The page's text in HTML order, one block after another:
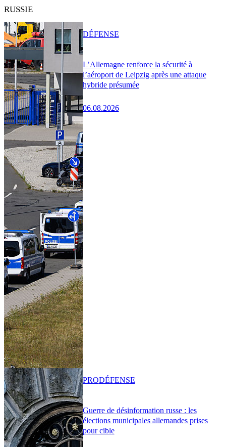
RUSSIE
L’Allemagne renforce la sécurité à
l’aéroport de Leipzig après une attaque
hybride présumée
06.08.2026
DÉFENSE
Guerre de désinformation russe : les
élections municipales allemandes prises
pour cible
PRODÉFENSE